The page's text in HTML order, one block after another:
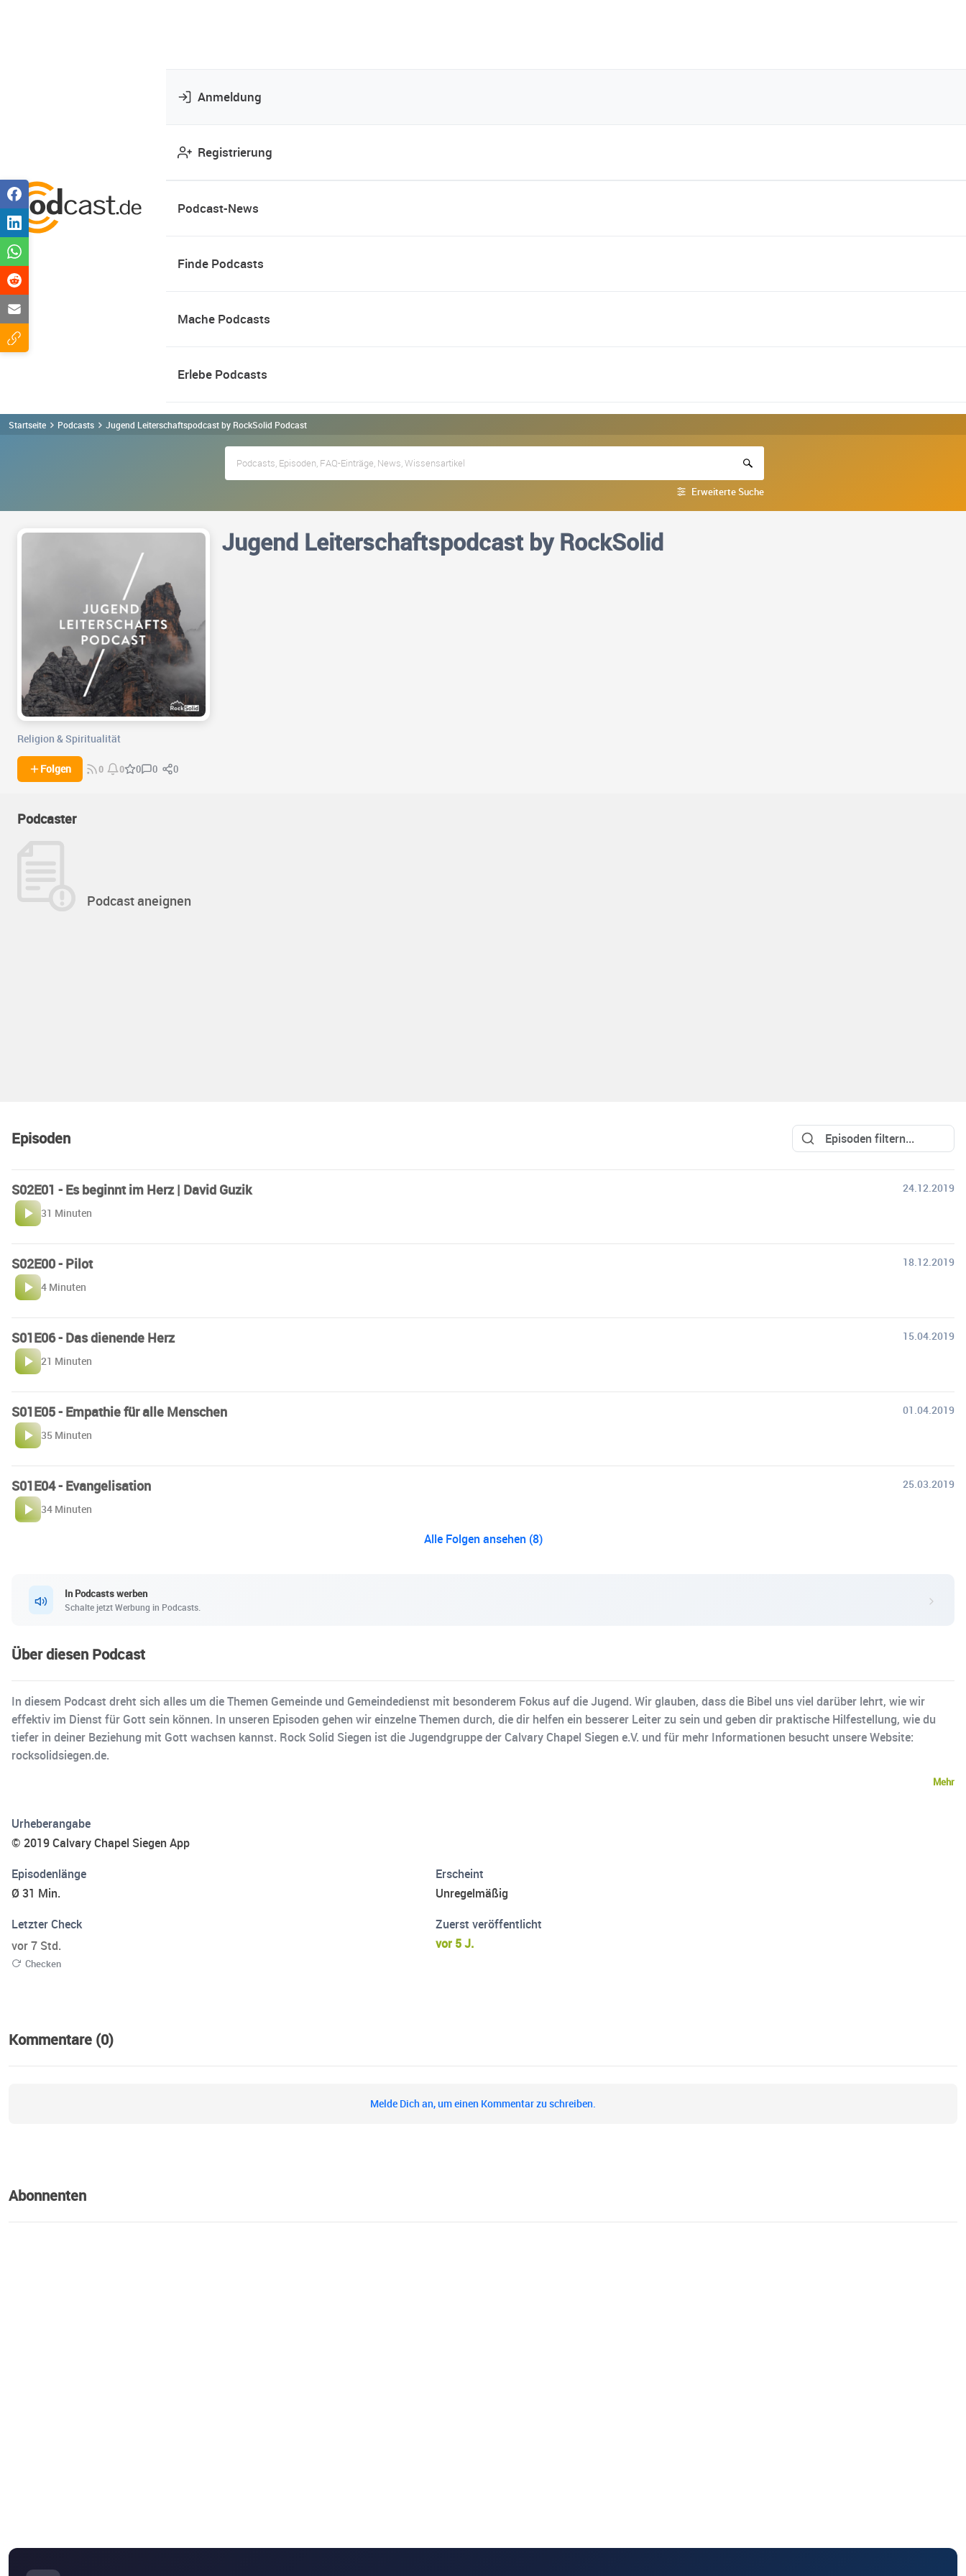
Anmeldung
Registrierung
Podcast-News
Finde Podcasts
Mache Podcasts
Erlebe Podcasts
Startseite Podcasts Jugend Leiterschaftspodcast by RockSolid Podcast
Erweiterte Suche
Jugend Leiterschaftspodcast by RockSolid
Religion & Spiritualität
Folgen 0 0 0 0 0
Podcaster
Podcast aneignen
Episoden
S02E01 - Es beginnt im Herz | David Guzik
24.12.2019
31 Minuten
S02E00 - Pilot
18.12.2019
4 Minuten
S01E06 - Das dienende Herz
15.04.2019
21 Minuten
S01E05 - Empathie für alle Menschen
01.04.2019
35 Minuten
S01E04 - Evangelisation
25.03.2019
34 Minuten
Alle Folgen ansehen (8)
In Podcasts werben
Schalte jetzt Werbung in Podcasts.
Über diesen Podcast
In diesem Podcast dreht sich alles um die Themen Gemeinde und Gemeindedienst mit besonderem Fokus auf die Jugend. Wir glauben, dass die Bibel uns viel darüber lehrt, wie wir
effektiv im Dienst für Gott sein können. In unseren Episoden gehen wir einzelne Themen durch, die dir helfen ein besserer Leiter zu sein und geben dir praktische Hilfestellung, wie du
tiefer in deiner Beziehung mit Gott wachsen kannst. Rock Solid Siegen ist die Jugendgruppe der Calvary Chapel Siegen e.V. und für mehr Informationen besucht unsere Website:
rocksolidsiegen.de.
Mehr
Urheberangabe
© 2019 Calvary Chapel Siegen App
Episodenlänge
Ø 31 Min.
Erscheint
Unregelmäßig
Letzter Check
vor 7 Std.
Checken
Zuerst veröffentlicht
vor 5 J.
Kommentare (0)
Melde Dich an, um einen Kommentar zu schreiben.
Abonnenten